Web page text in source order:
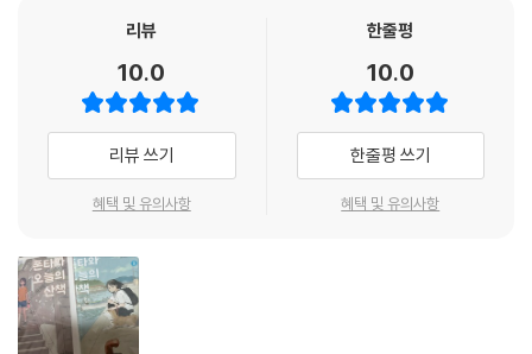
것이 분명한 성격. 리에코는 친구나 가족들에게 부끄러워서 말하지 못하는
일―을 폰타에게는 편하게 털어놓는다. 그런 리에코에게 마음속으로 ‘큰
일났다, 너’라며 쓴소리를 날리는 폰타. 둘이서 동네를 산책하며 주고받는
대화―물론 리에코는 폰타의 말을 들을 수 없지만―를 보고 있으면 피식
피식 웃게 되는 일상 코미디!
케미다. 폰타 나이 0살부터 12살까지, 과거와 현재를 오가는 색다른 연출
방식 또한 재미 포인트. 에피소드마다 폰타의 나이와 제목을 붙였고, 나이
따라 계절 따라 에피소드를 골라 읽을 수 있다.
리뷰
10.0
리뷰 쓰기
혜택 및 유의사항
한줄평
10.0
한줄평 쓰기
혜택 및 유의사항